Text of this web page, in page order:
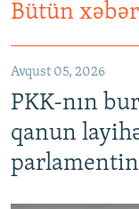
Bütün
Avqust 05, 2026
PKK-nın
qanun